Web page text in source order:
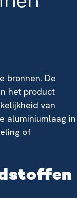
bronnen. De
het product
van
aluminiumlaag in
of